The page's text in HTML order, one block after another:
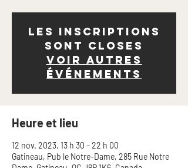
Les inscriptions
sont closes
Voir autres
événements
Heure et lieu
12 nov. 2023, 13 h 30 – 22 h 00
Gatineau, Pub le Notre-Dame, 285 Rue Notre